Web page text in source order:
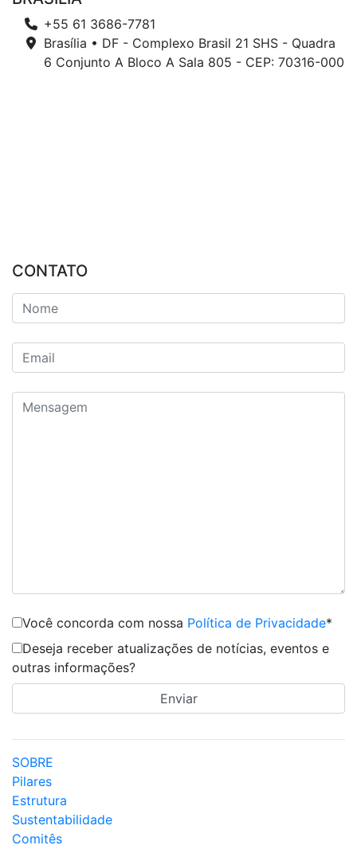
+55 61 3686-7781
Brasília • DF - Complexo Brasil 21 SHS - Quadra
6 Conjunto A Bloco A Sala 805 - CEP: 70316-000
CONTATO
Você concorda com nossa Política de Privacidade*
Deseja receber atualizações de notícias, eventos e
outras informações?
SOBRE
Pilares
Estrutura
Sustentabilidade
Comitês